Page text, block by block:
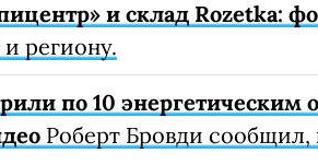
и склад Rozetka:
региону.
по 10 энергетическим
Роберт Бровди